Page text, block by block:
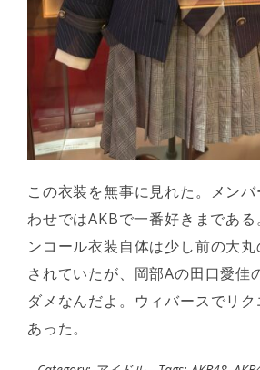
この衣装を無事に見れた。メン
わせではAKBで一番好きまであ
ンコール衣装自体は少し前の大
されていたが、岡部Aの田口愛佳
ダメなんだよ。ウィバースでリ
あった。